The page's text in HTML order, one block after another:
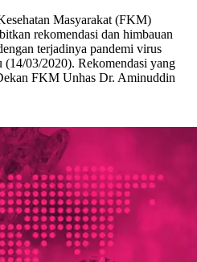
Masyarakat (FKM)
rekomendasi dan himbauan
terjadinya pandemi virus
03/2020). Rekomendasi yang
FKM Unhas Dr. Aminuddin